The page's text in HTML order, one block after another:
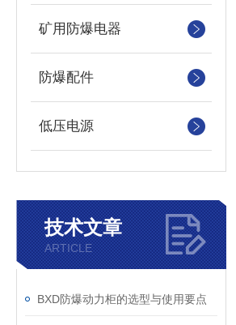
矿用防爆电器
防爆配件
低压电源
技术文章
ARTICLE
BXD防爆动力柜的选型与使用要点